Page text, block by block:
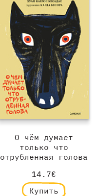
О чём думает
только что
отрубленная голова
14.7€
Купить